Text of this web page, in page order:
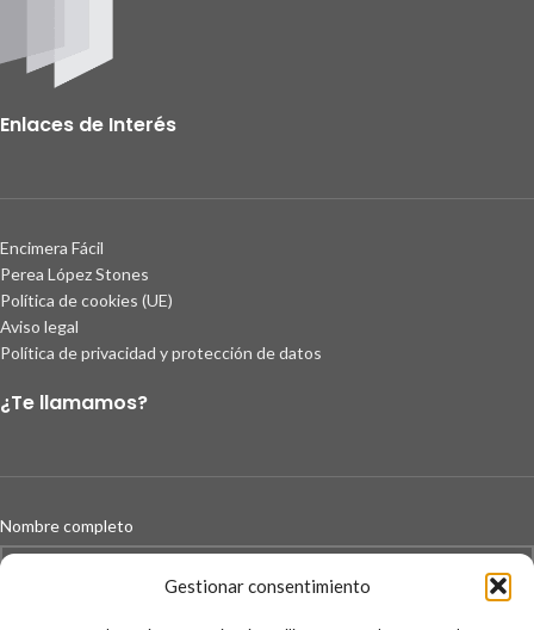
Gestionar consentimiento
Enlaces de Interés
Encimera Fácil
Perea López Stones
Política de cookies (UE)
Aviso legal
Política de privacidad y protección de datos
¿Te llamamos?
Nombre completo